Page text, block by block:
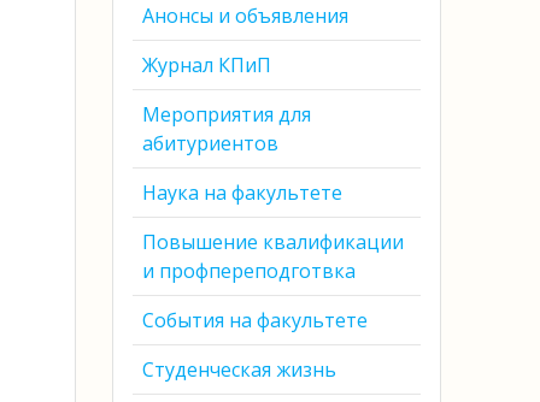
Анонсы и объявления
Журнал КПиП
Мероприятия для
абитуриентов
Наука на факультете
Повышение квалификации
и профпереподготвка
События на факультете
Студенческая жизнь